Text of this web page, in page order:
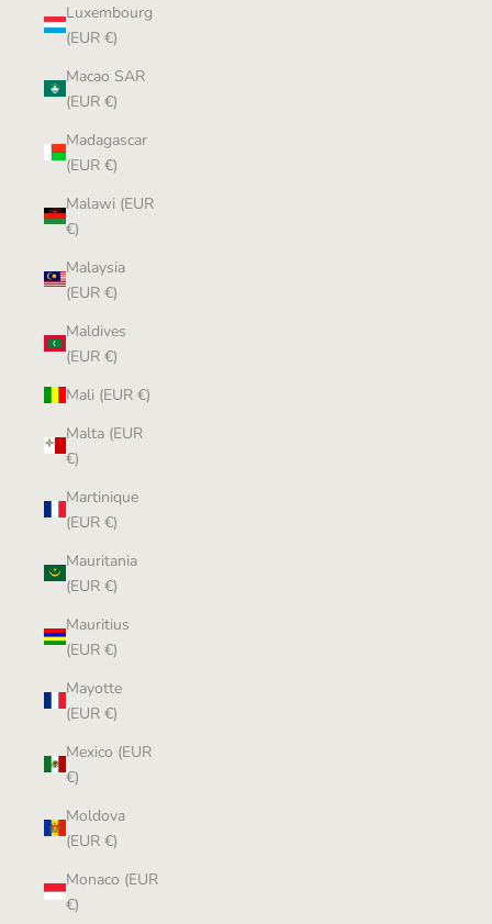
Luxembourg
(EUR €)
Macao SAR
(EUR €)
Madagascar
(EUR €)
Malawi (EUR
€)
Malaysia
(EUR €)
Maldives
(EUR €)
Mali (EUR €)
Malta (EUR
€)
Martinique
(EUR €)
Mauritania
(EUR €)
Mauritius
(EUR €)
Mayotte
(EUR €)
Mexico (EUR
€)
Moldova
(EUR €)
Monaco (EUR
€)